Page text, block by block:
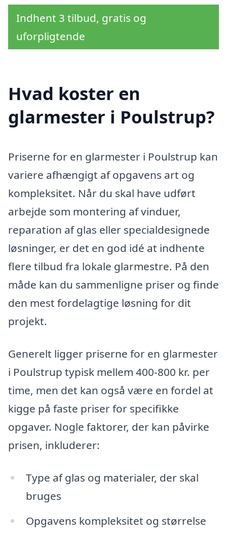
Indhent 3 tilbud, gratis og
uforpligtende
Hvad koster en
glarmester i Poulstrup?
Priserne for en glarmester i Poulstrup kan
variere afhængigt af opgavens art og
kompleksitet. Når du skal have udført
arbejde som montering af vinduer,
reparation af glas eller specialdesignede
løsninger, er det en god idé at indhente
flere tilbud fra lokale glarmestre. På den
måde kan du sammenligne priser og finde
den mest fordelagtige løsning for dit
projekt.
Generelt ligger priserne for en glarmester
i Poulstrup typisk mellem 400-800 kr. per
time, men det kan også være en fordel at
kigge på faste priser for specifikke
opgaver. Nogle faktorer, der kan påvirke
prisen, inkluderer:
Type af glas og materialer, der skal
bruges
Opgavens kompleksitet og størrelse